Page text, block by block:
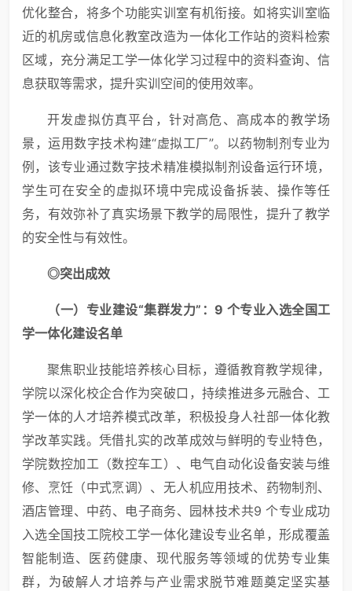
优化整合，将多个功能实训室有机衔接。如将实训室临
近的机房或信息化教室改造为一体化工作站的资料检索
区域，充分满足工学一体化学习过程中的资料查询、信
息获取等需求，提升实训空间的使用效率。
开发虚拟仿真平台，针对高危、高成本的教学场
景，运用数字技术构建“虚拟工厂”。以药物制剂专业为
例，该专业通过数字技术精准模拟制剂设备运行环境，
学生可在安全的虚拟环境中完成设备拆装、操作等任
务，有效弥补了真实场景下教学的局限性，提升了教学
的安全性与有效性。
◎突出成效
（一） 专业建设“集群发力”：9 个专业入选全国工
学一体化建设名单
聚焦职业技能培养核心目标，遵循教育教学规律，
学院以深化校企合作为突破口，持续推进多元融合、工
学一体的人才培养模式改革，积极投身人社部一体化教
学改革实践。凭借扎实的改革成效与鲜明的专业特色，
学院数控加工（数控车工）、电气自动化设备安装与维
修、烹饪（中式烹调）、无人机应用技术、药物制剂、
酒店管理、中药、电子商务、园林技术共9 个专业成功
入选全国技工院校工学一体化建设专业名单，形成覆盖
智能制造、医药健康、现代服务等领域的优势专业集
群，为破解人才培养与产业需求脱节难题奠定坚实基